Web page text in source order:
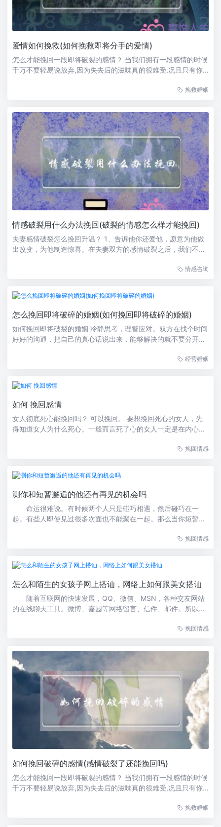
爱情如何挽救(如何挽救即将分手的爱情)
怎么才能挽回一段即将破裂的感情？ 当我们拥有一段感情的时候
千万不要轻易说放弃,因为失去后的滋味真的很难受,况且只有你
吗？ 你先反思一下你们是因为什么问题而导致这样？才知道该怎
挽救婚姻
情感破裂用什么办法挽回(破裂的情感怎么样才能挽回)
夫妻感情破裂怎么挽回升温？ 1、告诉他你还爱他，愿意为他做
出改变，为他制造惊喜。在夫妻双方的感情破裂之后，我们不禁
步。而在面对感情已经破裂的事实，我们除了接受似乎别无他
情感咨询
怎么挽回即将破碎的婚姻(如何挽回即将破碎的婚姻)
如何挽回即将破裂的婚姻 冷静思考，理智应对。双方在找个时间
好好的沟通，把自己的真心话说出来，能够解决的就不要分开，
实好聚好散吧。找出婚姻出现的问题 与其说不能读懂了解女人
经营婚姻
如何 挽回感情
女人彻底死心能挽回吗？ 可以挽回。 要想挽回死心的女人，先
得知道女人为什么死心。一般而言死了心的女人一定是在内心早
这类女人并不是一时脑子冲动，她们肯定会有自己的打算的，所
挽回情感
测你和短暂邂逅的他还有再见的机会吗
命运很难说。有时候两个人只是碰巧相遇，然后碰巧在一
起。有些人即使见过很多次面也不能聚在一起。那么当你短暂的
让我们一起成为爱情测试吧！你是一个能在地铁上和人说话的人
挽回情感
怎么和陌生的女孩子网上搭讪，网络上如何跟美女搭讪
随着互联网的快速发展，QQ、微信、MSN，各种交友网站
的在线聊天工具。微博、嘉园等网络留言、信件、邮件。所以在
在网上轻松的和美女搭讪，下面是网上和美女搭讪的小技巧，可
挽回情感
如何挽回破碎的感情(感情破裂了还能挽回吗)
怎么才能挽回一段即将破裂的感情？ 当我们拥有一段感情的时候
千万不要轻易说放弃,因为失去后的滋味真的很难受,况且只有你
吗？ 你先反思一下你们是因为什么问题而导致这样？才知道该怎
挽救婚姻